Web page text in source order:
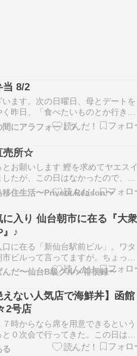
当 8/2
います。次の日曜日、母とデートを
昨日、「食べたいものとか行きた
？」とLINEをすると予想外の返事
「お盆には、少し早いのですが、真
◯◯家のお墓って、違う所だった気
う…
間にアラフォー！？
売所☆
とお願いします 鰹を求めてヤエス
したが、この日はなかったので、キ
ロをGET～！ まぐろは猫ちゃんシ
どちらも美味しくいただきました～
あ、最近ネギトロにネギがないね
移住生活〜Privete Reason〜
に入り 仙台朝市に在る『大
♪
に在る「新仙台駅前ビル」。ワタ
ビルって言ってますが。ちょっと
るステキな界隈です。地下には海鮮
屋もあります。最近よく行く居酒屋
衆酒場 せんや」地下への階段を下
人気店。今日も店内はカメラを向け
満…
んだ〜仙台B級グルメ徘徊録〜
えない人気店で海鮮丼】函館
2号店
７時からなら席を用意できるという
０次会で行ってきた。この日は、
号店へ。 続きを読む
る